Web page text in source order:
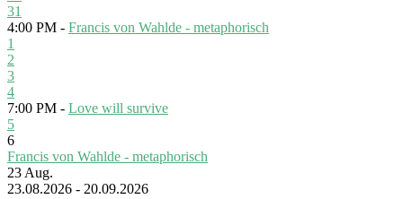
31
4:00 PM - Francis von Wahlde - metaphorisch
1
2
3
4
7:00 PM - Love will survive
5
6
Francis von Wahlde - metaphorisch
23 Aug.
23.08.2026 - 20.09.2026